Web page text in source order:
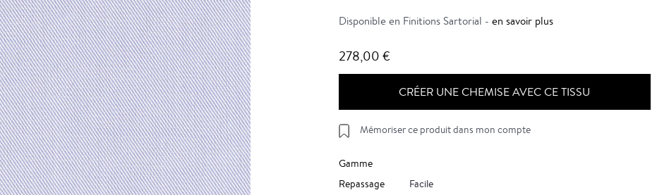
Disponible en Finitions Sartorial - en savoir plus
278,00 €
CRÉER UNE CHEMISE AVEC CE TISSU
Mémoriser ce produit dans mon compte
Gamme
Repassage
Facile